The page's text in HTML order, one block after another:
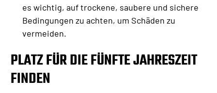
es wichtig, auf trockene, saubere und sichere
Bedingungen zu achten, um Schäden zu
vermeiden.
PLATZ FÜR DIE FÜNFTE JAHRESZEIT
FINDEN